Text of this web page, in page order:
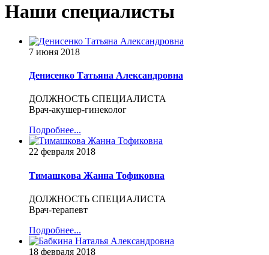
Наши специалисты
7 июня 2018
Денисенко Татьяна Александровна
ДОЛЖНОСТЬ СПЕЦИАЛИСТА
Врач-акушер-гинеколог
Подробнее...
22 февраля 2018
Тимашкова Жанна Тофиковна
ДОЛЖНОСТЬ СПЕЦИАЛИСТА
Врач-терапевт
Подробнее...
18 февраля 2018